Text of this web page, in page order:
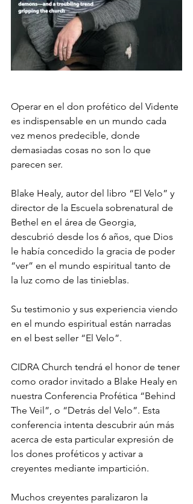
Operar en el don profético del Vidente
es indispensable en un mundo cada
vez menos predecible, donde
demasiadas cosas no son lo que
parecen ser.
Blake Healy, autor del libro “El Velo” y
director de la Escuela sobrenatural de
Bethel en el área de Georgia,
descubrió desde los 6 años, que Dios
le había concedido la gracia de poder
“ver” en el mundo espiritual tanto de
la luz como de las tinieblas.
Su testimonio y sus experiencia viendo
en el mundo espiritual están narradas
en el best seller “El Velo”.
CIDRA Church tendrá el honor de tener
como orador invitado a Blake Healy en
nuestra Conferencia Profética “Behind
The Veil”, o “Detrás del Velo”. Esta
conferencia intenta descubrir aún más
acerca de esta particular expresión de
los dones proféticos y activar a
creyentes mediante impartición.
Muchos creyentes paralizaron la